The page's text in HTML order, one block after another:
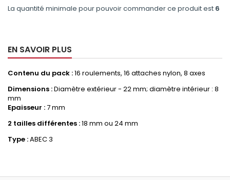
La quantité minimale pour pouvoir commander ce produit est 6
EN SAVOIR PLUS
Contenu du pack :16 roulements, 16 attaches nylon, 8 axes
Dimensions :Diamètre extérieur - 22 mm; diamètre intérieur : 8
mm
Epaisseur :7 mm
2 tailles différentes :18 mm ou 24 mm
Type :ABEC 3